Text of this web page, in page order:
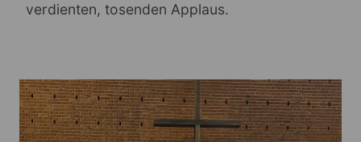
verdienten, tosenden Applaus.